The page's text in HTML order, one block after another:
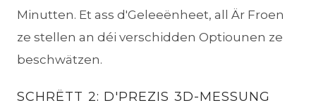
Minutten. Et ass d'Geleeënheet, all Är Froen
ze stellen an déi verschidden Optiounen ze
beschwätzen.
SCHRËTT 2: D'PREZIS 3D-MESSUNG